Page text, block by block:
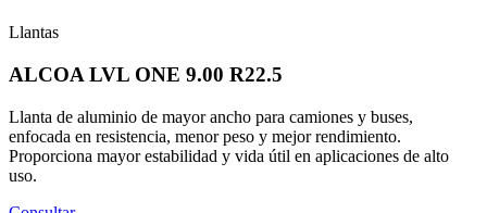
Llantas
ALCOA LVL ONE 9.00 R22.5
Llanta de aluminio de mayor ancho para camiones y buses,
enfocada en resistencia, menor peso y mejor rendimiento.
Proporciona mayor estabilidad y vida útil en aplicaciones de alto
uso.